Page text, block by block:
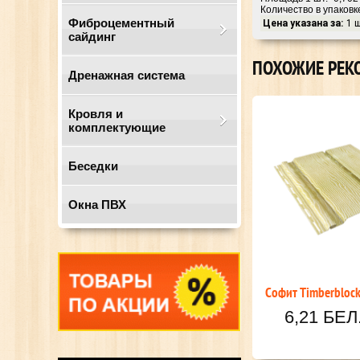
Фиброцементный
сайдинг
Дренажная система
Кровля и
комплектующие
Беседки
Окна ПВХ
Количество в
Цена указана за: 1
ПОХОЖИЕ
Софит Timberblock дуб
натуральный без перфораций
6,21 БЕЛ. РУБ. 28,30